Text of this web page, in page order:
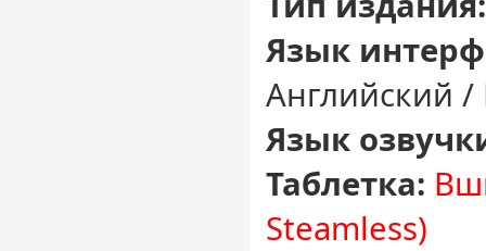
Язык
Английский /
Язык
Таблетка:
Steamless)